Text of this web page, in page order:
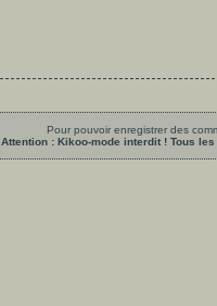
Pour pouvoir enregistrer des
Attention : Kikoo-mode interdit ! Tous